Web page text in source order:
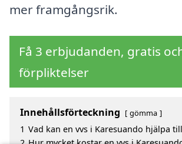
mer framgångsrik.
Få 3 erbjudanden, gratis
förpliktelser
Innehållsförteckning gömma
1 Vad kan en vvs i Karesuando hjälpa